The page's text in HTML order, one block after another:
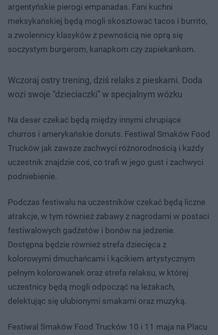
argentyńskie pierogi empanadas. Fani kuchni
meksykańskiej będą mogli skosztować tacos i burrito,
a zwolennicy klasyków z pewnością nie oprą się
soczystym burgerom, kanapkom czy zapiekankom.
Wczoraj ostry trening, dziś relaks z pieskami. Doda
wozi swoje “dzieciaczki” w specjalnym wózku
Na deser czekać będą między innymi chrupiące
churros i amerykańskie donuts. Festiwal Smaków Food
Trucków jak zawsze zachwyci różnorodnością i każdy
uczestnik znajdzie coś, co trafi w jego gust i zachwyci
podniebienie.
Podczas festiwalu na uczestników czekać będą liczne
atrakcje, w tym również zabawy z nagrodami w postaci
festiwalowych gadżetów i bonów na jedzenie.
Dostępna będzie również strefa dziecięca z
kolorowymi dmuchańcami i kącikiem artystycznym
pełnym kolorowanek oraz strefa relaksu, w której
uczestnicy będą mogli odpocząć na leżakach,
delektując się ulubionymi smakami oraz muzyką.
Festiwal Smaków Food Trucków 10 i 11 maja na Placu